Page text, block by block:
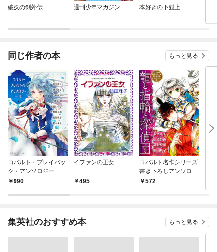
破妖の剣外伝 週刊少年マガジン 本好きの下剋上
長
同じ作者の本 もっと見る
コバルト・プレイバッ
ク・アンソロジー ｐ
ａｒｔ １
990
イファンの王女
495
コバルト名作シリーズ
書き下ろしアンソロジ
ー（１）龍と指輪と探
572
女
集英社のおすすめ本 もっと見る